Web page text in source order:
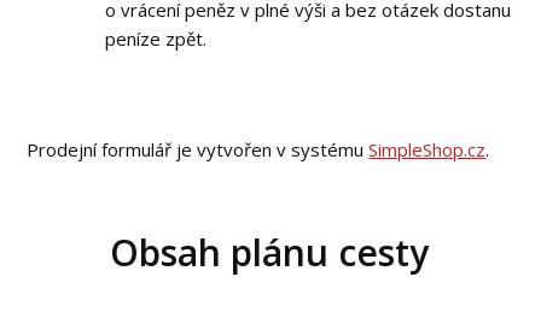
o vrácení peněz v plné výši a bez otázek dostanu
peníze zpět.
Prodejní formulář je vytvořen v systémuSimpleShop.cz.
Obsah plánu cesty